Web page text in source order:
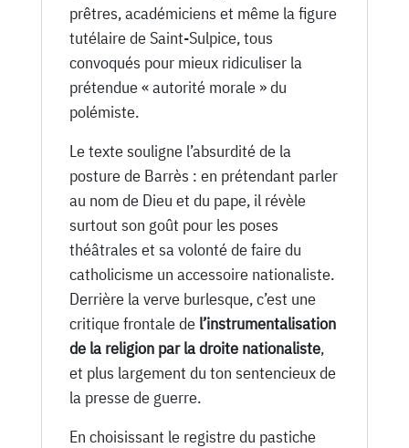
prêtres, académiciens et même la figure
tutélaire de Saint-Sulpice, tous
convoqués pour mieux ridiculiser la
prétendue « autorité morale » du
polémiste.
Le texte souligne l’absurdité de la
posture de Barrès : en prétendant parler
au nom de Dieu et du pape, il révèle
surtout son goût pour les poses
théâtrales et sa volonté de faire du
catholicisme un accessoire nationaliste.
Derrière la verve burlesque, c’est une
critique frontale de l’instrumentalisation
de la religion par la droite nationaliste,
et plus largement du ton sentencieux de
la presse de guerre.
En choisissant le registre du pastiche